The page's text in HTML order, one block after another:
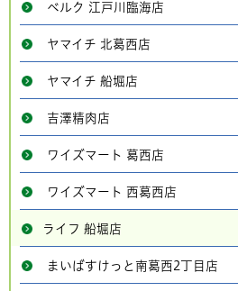
ベルク 江戸川臨海店
ヤマイチ 北葛西店
ヤマイチ 船堀店
吉澤精肉店
ワイズマート 葛西店
ワイズマート 西葛西店
ライフ 船堀店
まいばすけっと南葛西2丁目店